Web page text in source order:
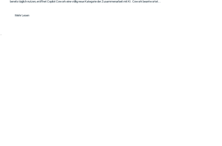
bereits täglich nutzen, eröffnet Copilot Cowork eine völlig neue Kategorie der Zusammenarbeit mit KI. Cowork beantwortet...
Mehr Lesen